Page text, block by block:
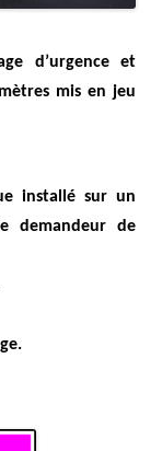
d’urgence et
mis en jeu
installé sur un
demandeur de